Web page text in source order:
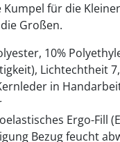
für die
Großen.
10%
Lichtechtheit
in
Ergo-Fill
Bezug feucht